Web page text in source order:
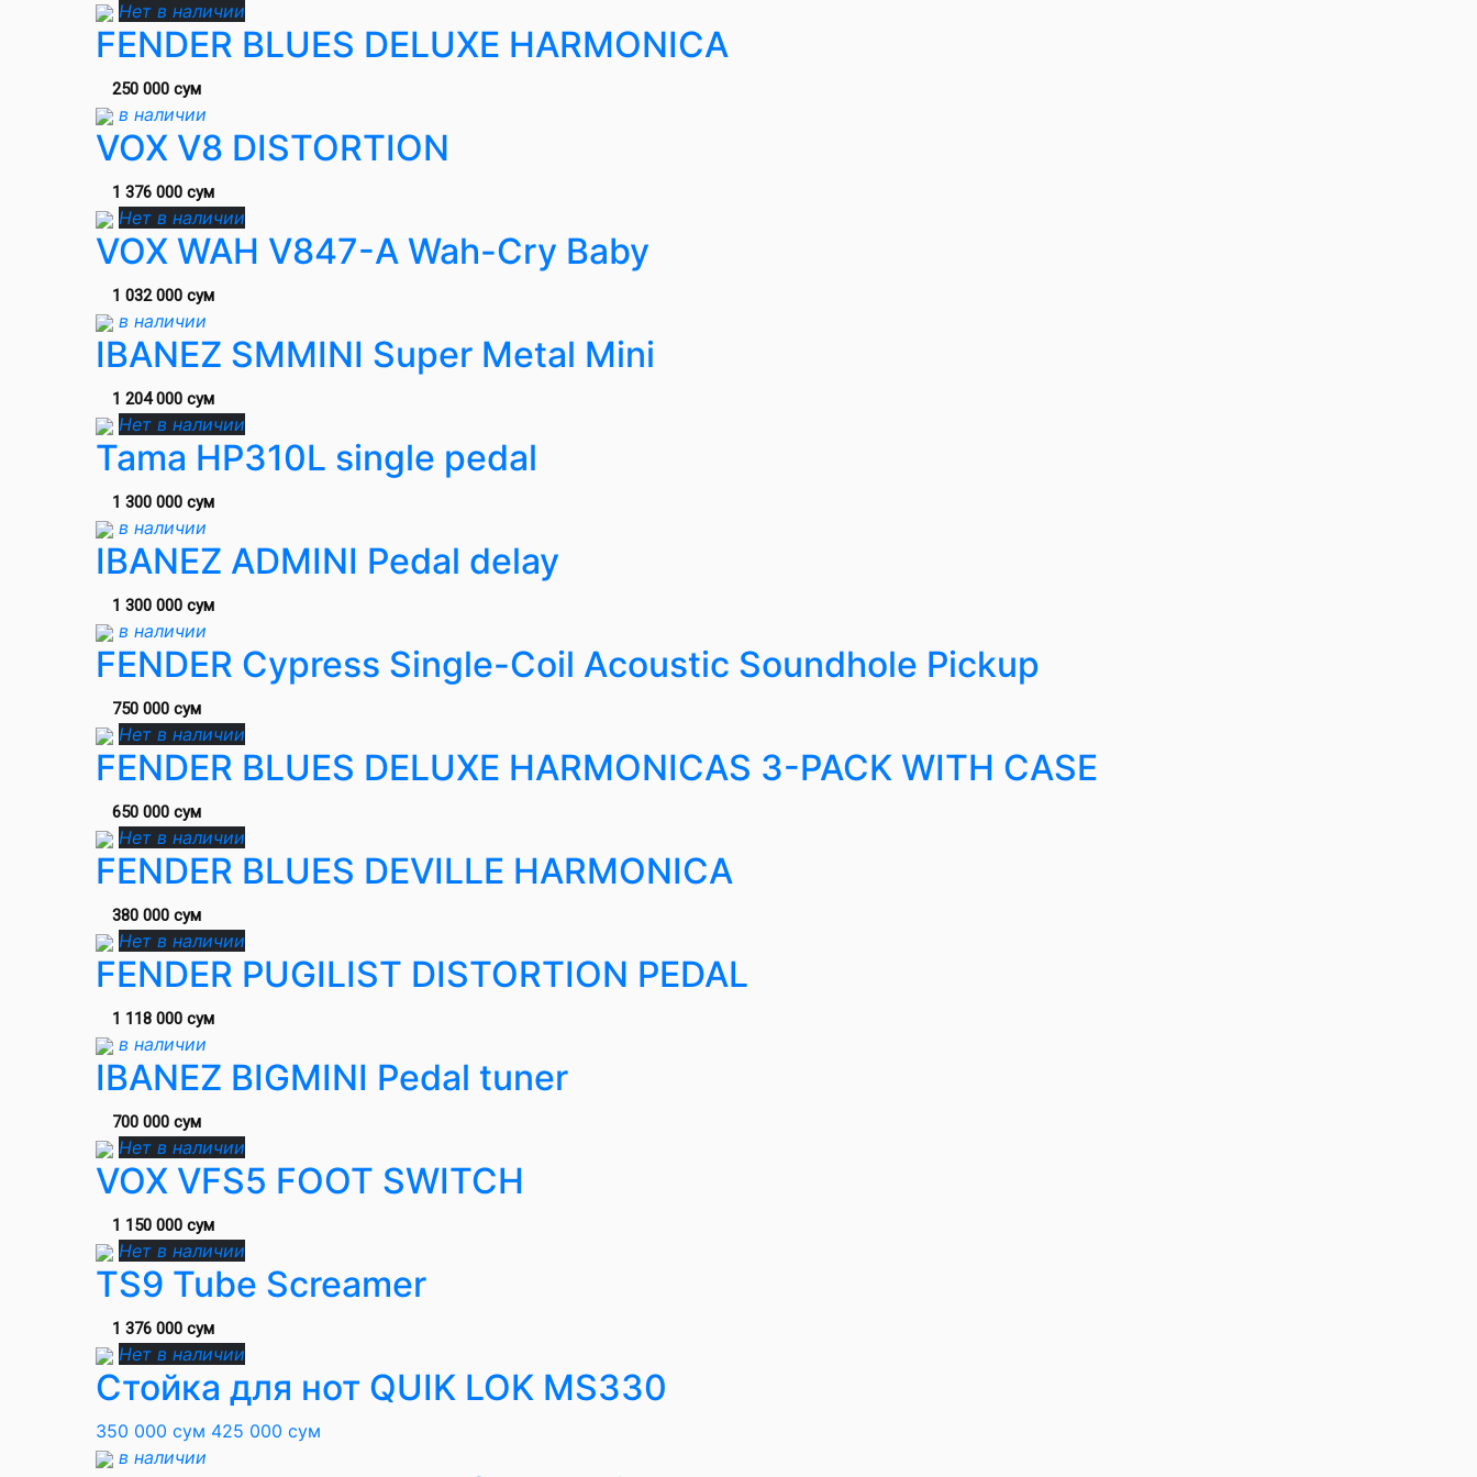
Нет в наличии
FENDER BLUES DELUXE HARMONICA
250 000 сум
в наличии
VOX V8 DISTORTION
1 376 000 сум
Нет в наличии
VOX WAH V847-A Wah-Cry Baby
1 032 000 сум
в наличии
IBANEZ SMMINI Super Metal Mini
1 204 000 сум
Нет в наличии
Tama HP310L single pedal
1 300 000 сум
в наличии
IBANEZ ADMINI Pedal delay
1 300 000 сум
в наличии
FENDER Cypress Single-Coil Acoustic Soundhole Pickup
750 000 сум
Нет в наличии
FENDER BLUES DELUXE HARMONICAS 3-PACK WITH CASE
650 000 сум
Нет в наличии
FENDER BLUES DEVILLE HARMONICA
380 000 сум
Нет в наличии
FENDER PUGILIST DISTORTION PEDAL
1 118 000 сум
в наличии
IBANEZ BIGMINI Pedal tuner
700 000 сум
Нет в наличии
VOX VFS5 FOOT SWITCH
1 150 000 сум
Нет в наличии
TS9 Tube Screamer
1 376 000 сум
Нет в наличии
Стойка для нот QUIK LOK MS330
350 000 сум 425 000 сум
в наличии